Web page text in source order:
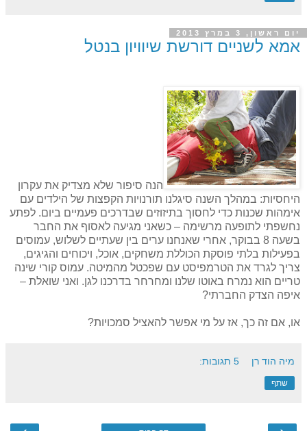
יום ראשון, 3 במרץ 2013
אמא לשניים דורשת שיוויון בנטל
הנה סיפור שלא מצדיק את עקרון
היחסיות: במהלך השנה סיגלנו תורנויות הקפצות של הילדים עם
אימהות שכנות כדי לחסוך בתיזוזים שבדרכים פעמיים ביום. לפתע
נחשפתי לתופעה מרשימה – כשאני מגיעה לאסוף את החבר
בשעה 8 בבוקר, אחרי שאנחנו ערים בין שעתיים לשלוש, עמוסים
בפעילות בלתי פוסקת הכוללת משחקים, אוכל, ויכוחים והגיגים,
צריך לגרד את הטרמפיסט עם שפכטל מהמיטה. עמוס קורי שינה
טריים הוא נמרח באוטו שלנו ומחרחר בדרכנו לגן. ואני שואלת –
איפה הצדק החברתי?
או, אם זה כך, אז על מי אפשר להאציל סמכויות?
מיה הוד רן 5 תגובות:
שתף